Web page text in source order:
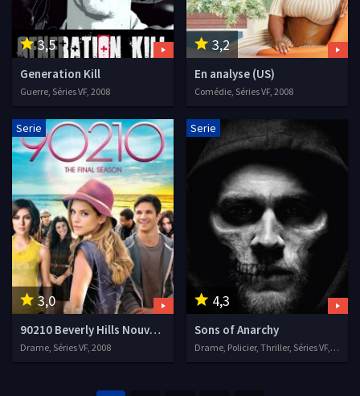
3,5
Generation Kill
Guerre, Séries VF, 2008
3,2
En analyse (US)
Comédie, Séries VF, 2008
3,0
Serie
90210 Beverly Hills Nouvelle Génération
Drame, Séries VF, 2008
4,3
Serie
Sons of Anarchy
Drame, Policier, Thriller, Séries VF, 2008